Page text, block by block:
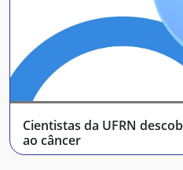
Cientistas da UFRN
ao câncer